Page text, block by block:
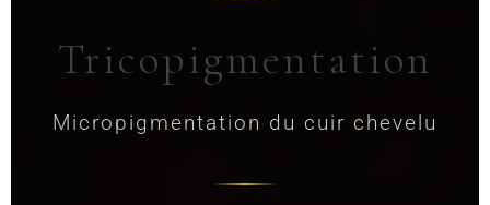
Tricopigmentation
Micropigmentation du cuir chevelu